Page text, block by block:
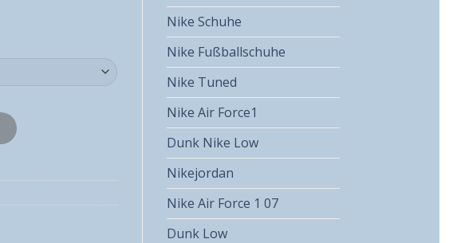
Nike Schuhe
Nike Fußballschuhe
Nike Tuned
Nike Air Force1
Dunk Nike Low
Nikejordan
Nike Air Force 1 07
Dunk Low